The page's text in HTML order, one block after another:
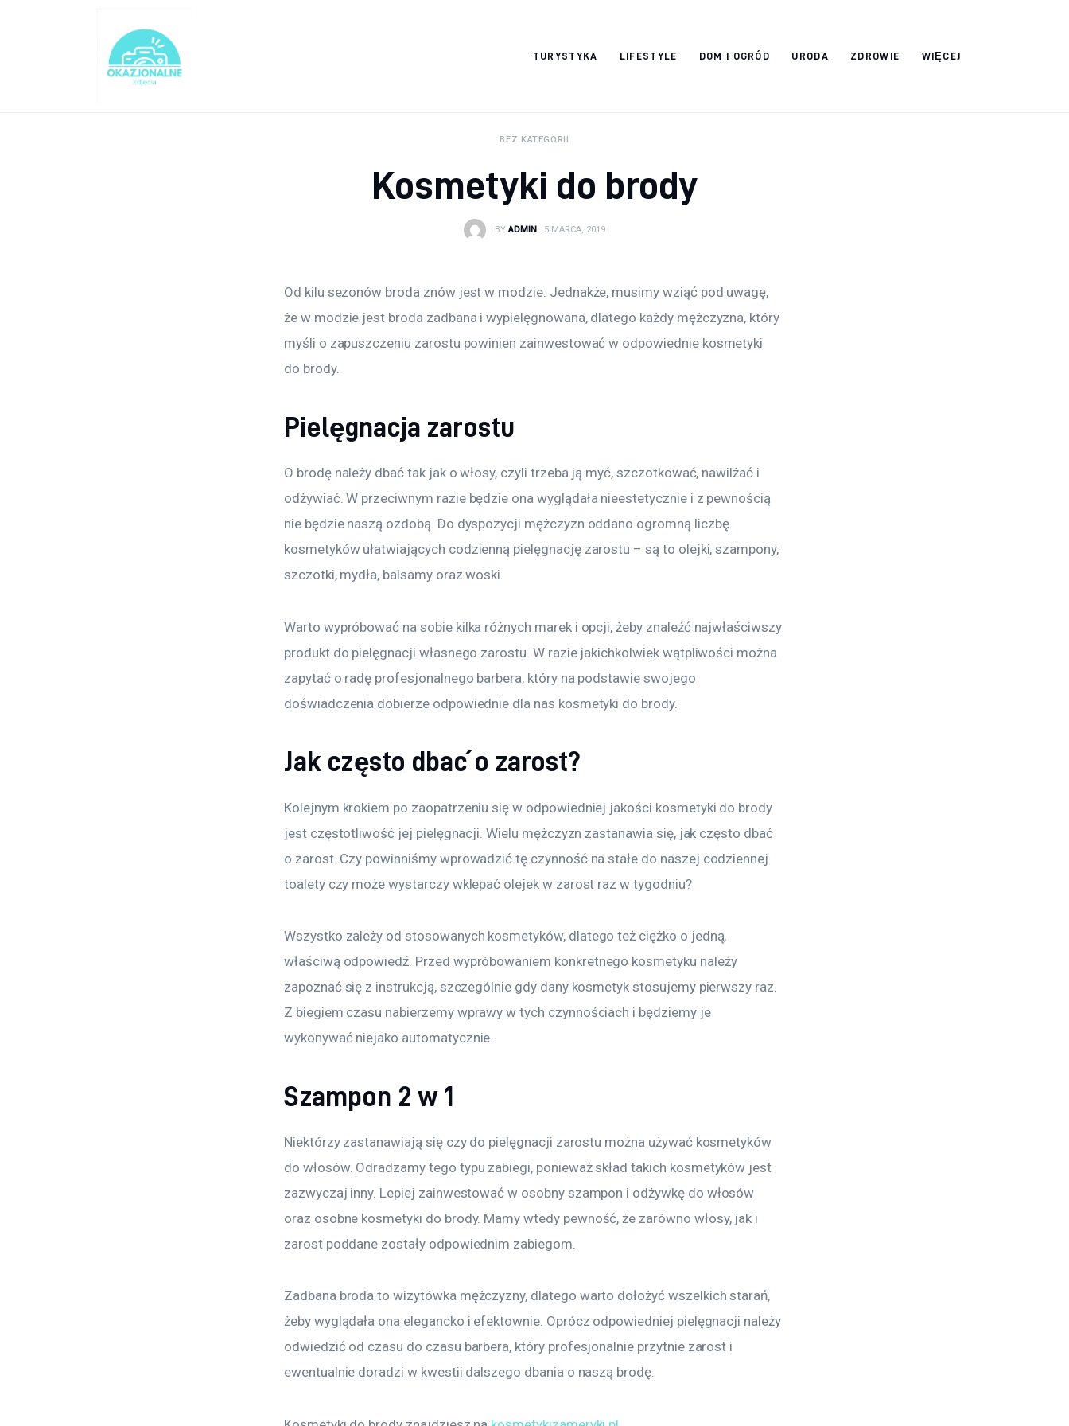
TURYSTYKA LIFESTYLE DOM I OGRÓD URODA ZDROWIE WIĘCEJ
okazjonalne-
BEZ KATEGORII
Kosmetyki do brody
BY ADMIN 5 MARCA, 2019
Od kilu sezonów broda znów jest w modzie. Jednakże, musimy wziąć pod uwagę,
że w modzie jest broda zadbana i wypielęgnowana, dlatego każdy mężczyzna, który
myśli o zapuszczeniu zarostu powinien zainwestować w odpowiednie kosmetyki
do brody.
Pielęgnacja zarostu
O brodę należy dbać tak jak o włosy, czyli trzeba ją myć, szczotkować, nawilżać i
odżywiać. W przeciwnym razie będzie ona wyglądała nieestetycznie i z pewnością
nie będzie naszą ozdobą. Do dyspozycji mężczyzn oddano ogromną liczbę
kosmetyków ułatwiających codzienną pielęgnację zarostu – są to olejki, szampony,
szczotki, mydła, balsamy oraz woski.
Warto wypróbować na sobie kilka różnych marek i opcji, żeby znaleźć najwłaściwszy
produkt do pielęgnacji własnego zarostu. W razie jakichkolwiek wątpliwości można
zapytać o radę profesjonalnego barbera, który na podstawie swojego
doświadczenia dobierze odpowiednie dla nas kosmetyki do brody.
Jak często dbać o zarost?
Kolejnym krokiem po zaopatrzeniu się w odpowiedniej jakości kosmetyki do brody
jest częstotliwość jej pielęgnacji. Wielu mężczyzn zastanawia się, jak często dbać
o zarost. Czy powinniśmy wprowadzić tę czynność na stałe do naszej codziennej
toalety czy może wystarczy wklepać olejek w zarost raz w tygodniu?
Wszystko zależy od stosowanych kosmetyków, dlatego też ciężko o jedną,
właściwą odpowiedź. Przed wypróbowaniem konkretnego kosmetyku należy
zapoznać się z instrukcją, szczególnie gdy dany kosmetyk stosujemy pierwszy raz.
Z biegiem czasu nabierzemy wprawy w tych czynnościach i będziemy je
wykonywać niejako automatycznie.
Szampon 2 w 1
Niektórzy zastanawiają się czy do pielęgnacji zarostu można używać kosmetyków
do włosów. Odradzamy tego typu zabiegi, ponieważ skład takich kosmetyków jest
zazwyczaj inny. Lepiej zainwestować w osobny szampon i odżywkę do włosów
oraz osobne kosmetyki do brody. Mamy wtedy pewność, że zarówno włosy, jak i
zarost poddane zostały odpowiednim zabiegom.
Zadbana broda to wizytówka mężczyzny, dlatego warto dołożyć wszelkich starań,
żeby wyglądała ona elegancko i efektownie. Oprócz odpowiedniej pielęgnacji należy
odwiedzić od czasu do czasu barbera, który profesjonalnie przytnie zarost i
ewentualnie doradzi w kwestii dalszego dbania o naszą brodę.